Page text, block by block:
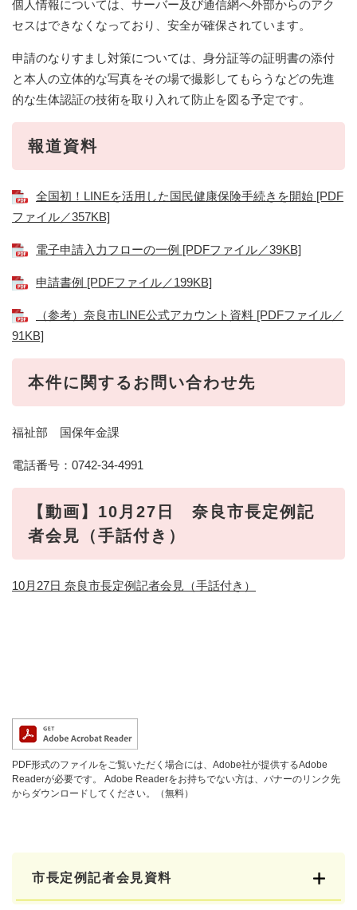
個人情報については、サーバー及び通信網へ外部からのアク
セスはできなくなっており、安全が確保されています。
申請のなりすまし対策については、身分証等の証明書の添付
と本人の立体的な写真をその場で撮影してもらうなどの先進
的な生体認証の技術を取り入れて防止を図る予定です。
報道資料​
全国初！LINEを活用した国民健康保険手続きを開始 [PDF
ファイル／357KB]
電子申請入力フローの一例 [PDFファイル／39KB]
申請書例 [PDFファイル／199KB]
（参考）奈良市LINE公式アカウント資料 [PDFファイル／
91KB]
本件に関するお問い合わせ先
福祉部 国保年金課
電話番号：0742-34-4991
【動画】10月27日 奈良市長定例記
者会見（手話付き）
10月27日 奈良市長定例記者会見（手話付き）
PDF形式のファイルをご覧いただく場合には、Adobe社が提供するAdobe
Readerが必要です。
Adobe Readerをお持ちでない方は、バナーのリンク先
からダウンロードしてください。（無料）
市長定例記者会見資料